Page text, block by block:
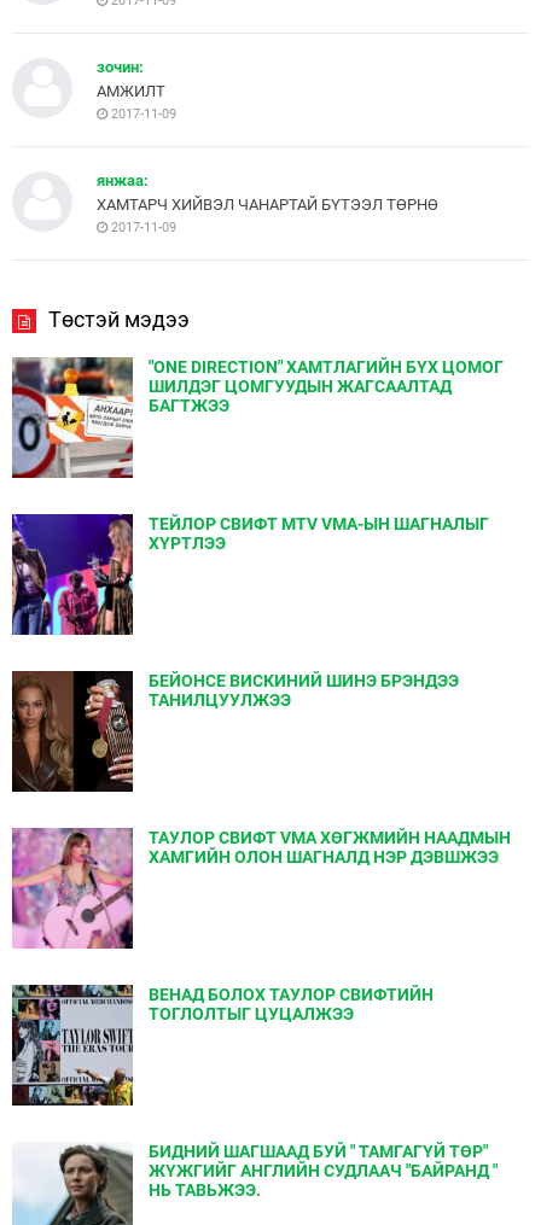
зочин:
АМЖИЛТ
2017-11-09
янжаа:
ХАМТАРЧ ХИЙВЭЛ ЧАНАРТАЙ БҮТЭЭЛ ТӨРНӨ
2017-11-09
Төстэй мэдээ
"ONE DIRECTION" ХАМТЛАГИЙН БҮХ ЦОМОГ
ШИЛДЭГ ЦОМГУУДЫН ЖАГСААЛТАД
БАГТЖЭЭ
ТЕЙЛОР СВИФТ MTV VMA-ЫН ШАГНАЛЫГ
ХҮРТЛЭЭ
БЕЙОНСЕ ВИСКИНИЙ ШИНЭ БРЭНДЭЭ
ТАНИЛЦУУЛЖЭЭ
ТАУЛОР СВИФТ VMA ХӨГЖМИЙН НААДМЫН
ХАМГИЙН ОЛОН ШАГНАЛД НЭР ДЭВШЖЭЭ
ВЕНАД БОЛОХ ТАУЛОР СВИФТИЙН
ТОГЛОЛТЫГ ЦУЦАЛЖЭЭ
БИДНИЙ ШАГШААД БУЙ " ТАМГАГҮЙ ТӨР"
ЖҮЖГИЙГ АНГЛИЙН СУДЛААЧ "БАЙРАНД "
НЬ ТАВЬЖЭЭ.